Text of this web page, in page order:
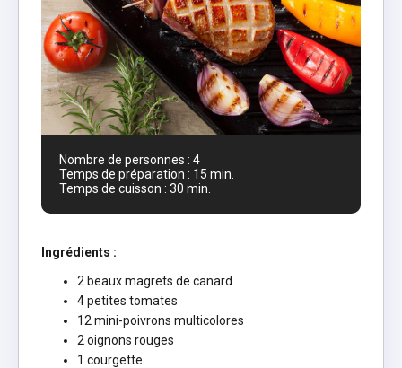
Nombre de personnes : 4
Temps de préparation : 15 min.
Temps de cuisson : 30 min.
Ingrédients :
2 beaux magrets de canard
4 petites tomates
12 mini-poivrons multicolores
2 oignons rouges
1 courgette